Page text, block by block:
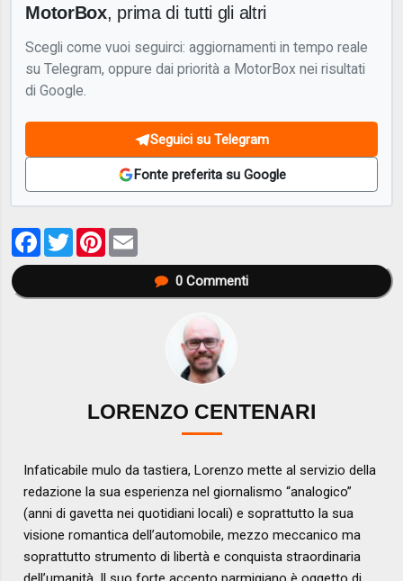
MotorBox, prima di tutti gli altri
Scegli come vuoi seguirci: aggiornamenti in tempo reale
su Telegram, oppure dai priorità a MotorBox nei risultati
di Google.
Seguici su Telegram
Fonte preferita su Google
Facebook
TwitterPinterest
0Commenti
LORENZO CENTENARI
Infaticabile mulo da tastiera, Lorenzo mette al servizio della
redazione la sua esperienza nel giornalismo “analogico”
(anni di gavetta nei quotidiani locali) e soprattutto la sua
visione romantica dell’automobile, mezzo meccanico ma
soprattutto strumento di libertà e conquista straordinaria